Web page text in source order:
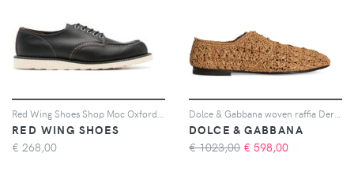
RED WING SHOES
€ 268,00
DOLCE & GABBANA
€ 1023,00 € 598,00